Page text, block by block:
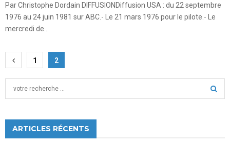
Par Christophe Dordain DIFFUSIONDiffusion USA : du 22 septembre
1976 au 24 juin 1981 sur ABC.- Le 21 mars 1976 pour le pilote.- Le
mercredi de...
Pagination
des
publications
1 2
h
ARTICLES RÉCENTS